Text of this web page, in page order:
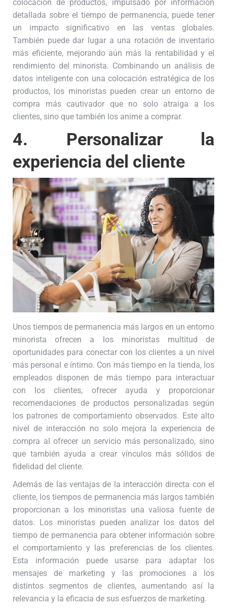
colocación de productos, impulsado por información
detallada sobre el tiempo de permanencia, puede tener
un impacto significativo en las ventas globales.
También puede dar lugar a una rotación de inventario
más eficiente, mejorando aún más la rentabilidad y el
rendimiento del minorista. Combinando un análisis de
datos inteligente con una colocación estratégica de los
productos, los minoristas pueden crear un entorno de
compra más cautivador que no solo atraiga a los
clientes, sino que también los anime a comprar.
4. Personalizar la
experiencia del cliente
Unos tiempos de permanencia más largos en un entorno
minorista ofrecen a los minoristas multitud de
oportunidades para conectar con los clientes a un nivel
más personal e íntimo. Con más tiempo en la tienda, los
empleados disponen de más tiempo para interactuar
con los clientes, ofrecer ayuda y proporcionar
recomendaciones de productos personalizadas según
los patrones de comportamiento observados. Este alto
nivel de interacción no solo mejora la experiencia de
compra al ofrecer un servicio más personalizado, sino
que también ayuda a crear vínculos más sólidos de
fidelidad del cliente.
Además de las ventajas de la interacción directa con el
cliente, los tiempos de permanencia más largos también
proporcionan a los minoristas una valiosa fuente de
datos. Los minoristas pueden analizar los datos del
tiempo de permanencia para obtener información sobre
el comportamiento y las preferencias de los clientes.
Esta información puede usarse para adaptar los
mensajes de marketing y las promociones a los
distintos segmentos de clientes, aumentando así la
relevancia y la eficacia de sus esfuerzos de marketing.